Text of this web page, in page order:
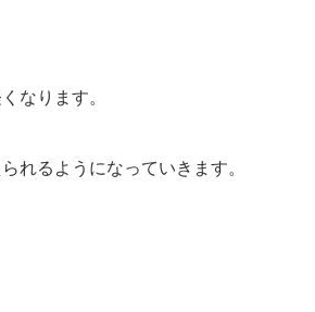
なります。
れるようになっていきます。